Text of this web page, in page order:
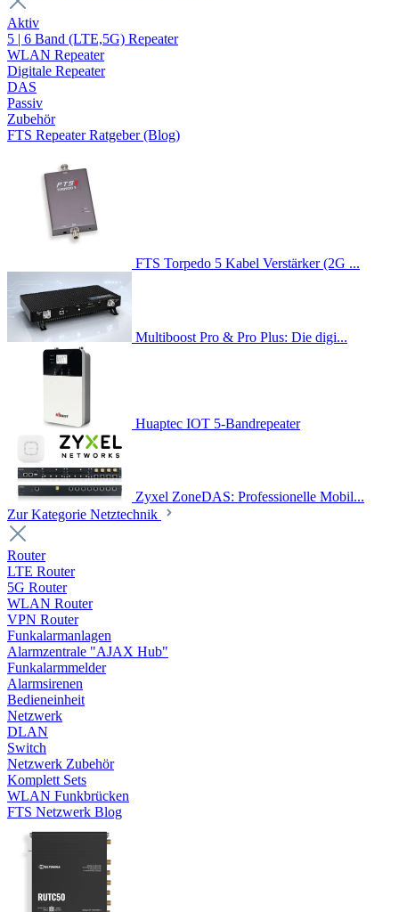
Aktiv
5 | 6 Band (LTE,5G) Repeater
WLAN Repeater
Digitale Repeater
DAS
Passiv
Zubehör
FTS Repeater Ratgeber (Blog)
FTS Torpedo 5 Kabel Verstärker (2G ...
Multiboost Pro & Pro Plus: Die digi...
Huaptec IOT 5-Bandrepeater
Zyxel ZoneDAS: Professionelle Mobil...
Zur Kategorie Netztechnik
Router
LTE Router
5G Router
WLAN Router
VPN Router
Funkalarmanlagen
Alarmzentrale "AJAX Hub"
Funkalarmmelder
Alarmsirenen
Bedieneinheit
Netzwerk
DLAN
Switch
Netzwerk Zubehör
Komplett Sets
WLAN Funkbrücken
FTS Netzwerk Blog